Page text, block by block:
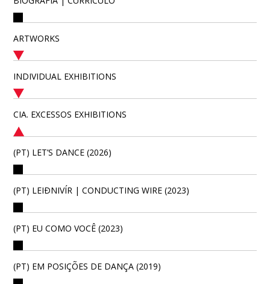
ARTWORKS
INDIVIDUAL EXHIBITIONS
CIA. EXCESSOS EXHIBITIONS
(PT) LET’S DANCE (2026)
(PT) LEIÐNIVÍR | CONDUCTING WIRE (2023)
(PT) EU COMO VOCÊ (2023)
(PT) EM POSIÇÕES DE DANÇA (2019)